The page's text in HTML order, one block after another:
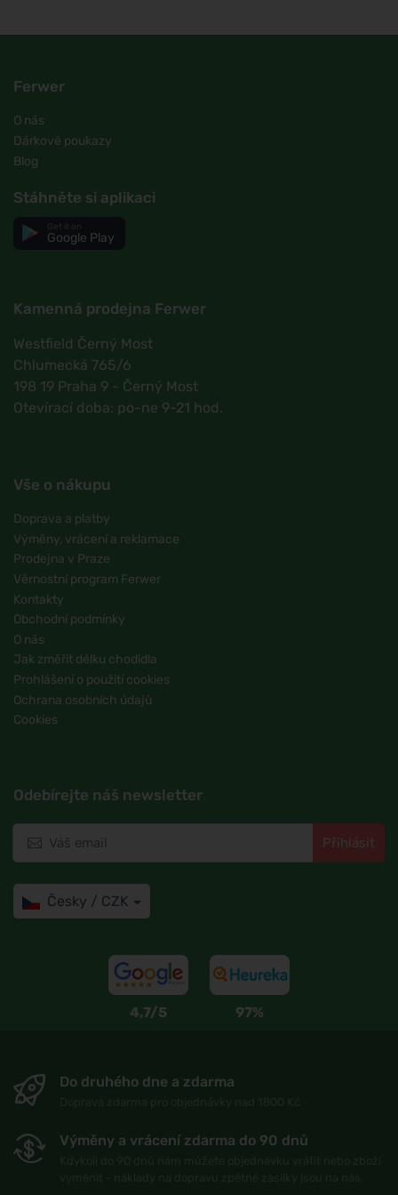
Ferwer
O nás
Dárkové poukazy
Blog
Stáhněte si aplikaci
Google Play
Kamenná prodejna Ferwer
Westfield Černý Most
Chlumecká 765/6
198 19 Praha 9 - Černý Most
Otevírací doba: po-ne 9-21 hod.
Vše o nákupu
Doprava a platby
Výměny, vrácení a reklamace
Prodejna v Praze
Věrnostní program Ferwer
Kontakty
Obchodní podmínky
O nás
Jak změřit délku chodidla
Prohlášení o použití cookies
Ochrana osobních údajů
Cookies
Odebírejte náš newsletter
Přihlásit
Česky / CZK
4,7/5 97%
Do druhého dne a zdarma
Výměny a vrácení zdarma do 90 dnů